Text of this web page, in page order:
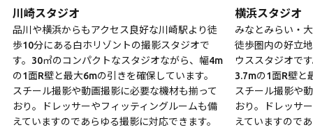
川崎スタジオ
品川や横浜からもアクセス良好な川崎駅より徒
歩10分にある白ホリゾントの撮影スタジオで
す。30㎡のコンパクトなスタジオながら、幅4m
の1面R壁と最大6mの引きを確保しています。
スチール撮影や動画撮影に必要な機材も揃って
おり。ドレッサーやフィッティングルームも備
えていますのであらゆる撮影に対応できます。
横浜スタジオ
みなとみらい・
徒歩圏内の好立
ウススタジオで
3.7mの1面R壁と
スチール撮影や
おり。ドレッサ
えていますので